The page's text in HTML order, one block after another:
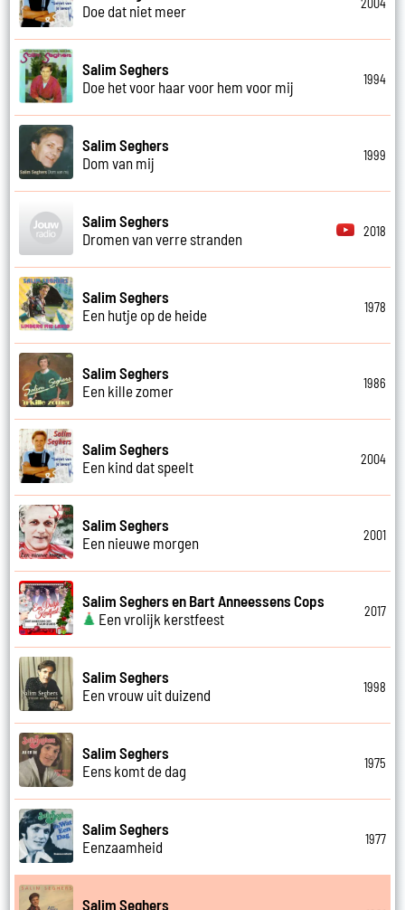
Doe dat niet meer
Salim Seghers
Doe het voor haar voor hem voor mij
1994
Salim Seghers
Dom van mij
1999
Salim Seghers
Dromen van verre stranden
2018
Salim Seghers
Een hutje op de heide
1978
Salim Seghers
Een kille zomer
1986
Salim Seghers
Een kind dat speelt
2004
Salim Seghers
Een nieuwe morgen
2001
Salim Seghers en Bart Anneessens Cops
Een vrolijk kerstfeest
2017
Salim Seghers
Een vrouw uit duizend
1998
Salim Seghers
Eens komt de dag
1975
Salim Seghers
Eenzaamheid
1977
Salim Seghers